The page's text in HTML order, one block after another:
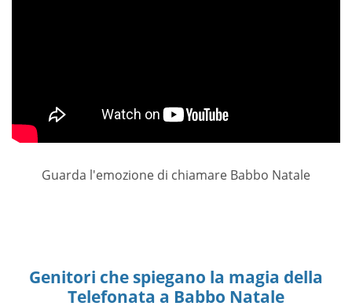
Guarda l'emozione di chiamare Babbo Natale
Genitori che spiegano la magia della
Telefonata a Babbo Natale